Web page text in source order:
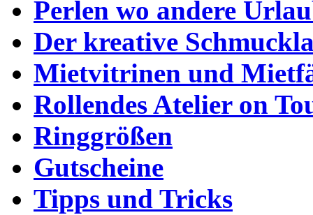
Perlen wo andere
Der kreative
Mietvitrinen und
Rollendes Atelier on
Ringgrößen
Gutscheine
Tipps und Tricks